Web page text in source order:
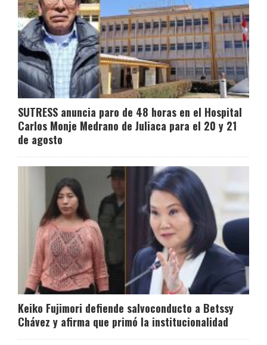
SUTRESS anuncia paro de 48 horas en el Hospital
Carlos Monje Medrano de Juliaca para el 20 y 21
de agosto
Keiko Fujimori defiende salvoconducto a Betssy
Chávez y afirma que primó la institucionalidad